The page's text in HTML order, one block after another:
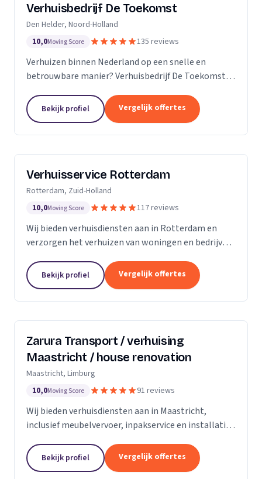
Verhuisbedrijf De Toekomst
Den Helder, Noord-Holland
10,0Moving Score 135 reviews
Verhuizen binnen Nederland op een snelle en
betrouwbare manier? Verhuisbedrijf De Toekomst
worden naar de nieuwe locatie. En dat 24/7! Want of
u...
Bekijk profiel Vergelijk offertes
Verhuisservice Rotterdam
Rotterdam, Zuid-Holland
10,0Moving Score 117 reviews
Wij bieden verhuisdiensten aan in Rotterdam en
verzorgen het verhuizen van woningen en bedrijven
Bekijk profiel Vergelijk offertes
Zarura Transport / verhuising
Maastricht / house renovation
Maastricht, Limburg
10,0Moving Score 91 reviews
Wij bieden verhuisdiensten aan in Maastricht,
inclusief meubelvervoer, inpakservice en installatie
Bekijk profiel Vergelijk offertes